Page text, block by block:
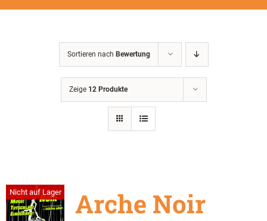
Sortieren nach Bewertung
Zeige 12 Produkte
Nicht auf Lager Arche Noir